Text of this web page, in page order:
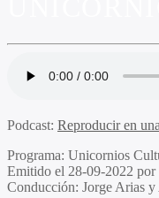
Podcast: Reproducir en
Programa: Unicornios
Emitido el 28-09-2022
Conducción: Jorge Arias